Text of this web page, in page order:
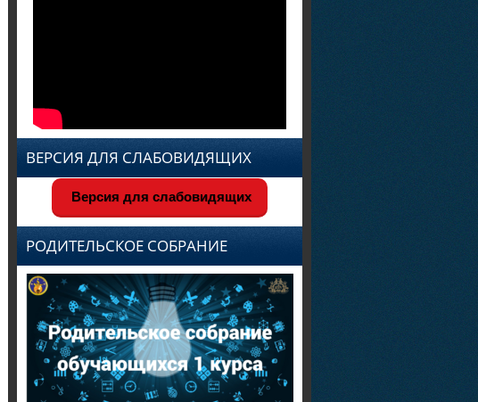
ВЕРСИЯ ДЛЯ СЛАБОВИДЯЩИХ
Версия для слабовидящих
РОДИТЕЛЬСКОЕ СОБРАНИЕ